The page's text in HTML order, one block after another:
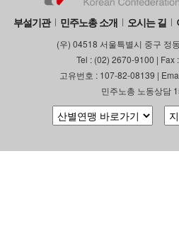
부설기관 민주노총 소개 오시는 길
(우) 04518 서울특별시 중구 정
Tel : (02) 2670-9100 | Fax
고유번호 : 107-82-08139 |
민주노총 노동상담